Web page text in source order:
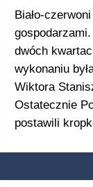
Biało-
dwóch
wykonaniu
Wiktora
Ostatecznie
postawili